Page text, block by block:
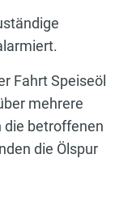
Fahrt Speiseöl
mehrere
die betroffenen
die Ölspur